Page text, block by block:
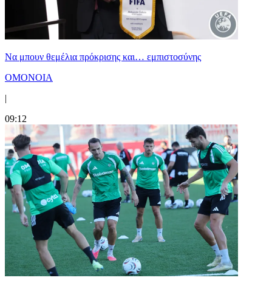
Να μπουν θεμέλια πρόκρισης και… εμπιστοσύνης
ΟΜΟΝΟΙΑ
|
09:12